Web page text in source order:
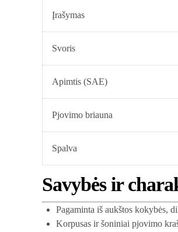
Įrašymas
Svoris
Apimtis (SAE)
Pjovimo briauna
Spalva
Savybės ir
Pagaminta iš aukštos kokybės,
Korpusas ir šoniniai pjovimo